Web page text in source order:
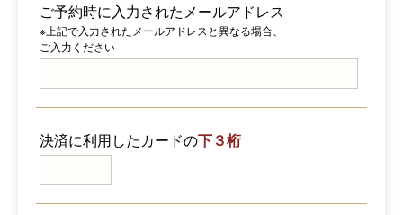
ご予約時に入力されたメールアドレス
※上記で入力されたメールアドレスと異なる場合、
ご入力ください
決済に利用したカードの下３桁